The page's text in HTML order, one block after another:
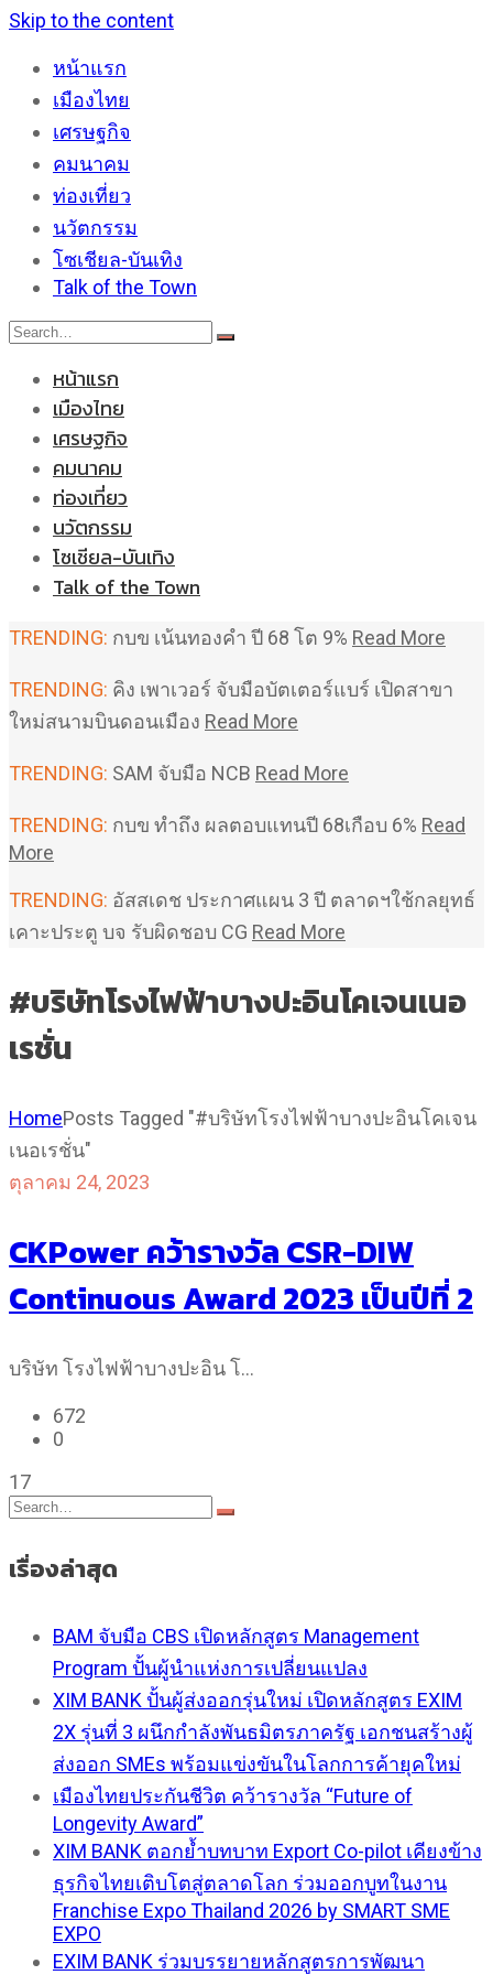
Skip to the content
หน้าแรก
เมืองไทย
เศรษฐกิจ
คมนาคม
ท่องเที่ยว
นวัตกรรม
โซเชียล-บันเทิง
Talk of the Town
หน้าแรก
เมืองไทย
เศรษฐกิจ
คมนาคม
ท่องเที่ยว
นวัตกรรม
โซเชียล-บันเทิง
Talk of the Town
TRENDING: กบข เน้นทองคำ ปี 68 โต 9% Read More
TRENDING: คิง เพาเวอร์ จับมือบัตเตอร์แบร์ เปิดสาขา
ใหม่สนามบินดอนเมือง Read More
TRENDING: SAM จับมือ NCB Read More
TRENDING: กบข ทำถึง ผลตอบแทนปี 68เกือบ 6% Read
More
TRENDING: อัสสเดช ประกาศแผน 3 ปี ตลาดฯใช้กลยุทธ์
เคาะประตู บจ รับผิดชอบ CG Read More
#บริษัทโรงไฟฟ้าบางปะอินโคเจนเนอ
เรชั่น
HomePosts Tagged "#บริษัทโรงไฟฟ้าบางปะอินโคเจน
เนอเรชั่น"
ตุลาคม 24, 2023
CKPower คว้ารางวัล CSR-DIW
Continuous Award 2023 เป็นปีที่ 2
บริษัท โรงไฟฟ้าบางปะอิน โ…
672
0
17
เรื่องล่าสุด
BAM จับมือ CBS เปิดหลักสูตร Management
Program ปั้นผู้นำแห่งการเปลี่ยนแปลง
XIM BANK ปั้นผู้ส่งออกรุ่นใหม่ เปิดหลักสูตร EXIM
2X รุ่นที่ 3 ผนึกกำลังพันธมิตรภาครัฐ เอกชนสร้างผู้
ส่งออก SMEs พร้อมแข่งขันในโลกการค้ายุคใหม่
เมืองไทยประกันชีวิต คว้ารางวัล “Future of
Longevity Award”
XIM BANK ตอกย้ำบทบาท Export Co-pilot เคียงข้าง
ธุรกิจไทยเติบโตสู่ตลาดโลก ร่วมออกบูทในงาน
Franchise Expo Thailand 2026 by SMART SME
EXPO
EXIM BANK ร่วมบรรยายหลักสูตรการพัฒนา